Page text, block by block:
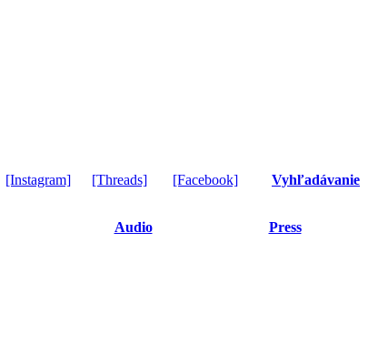
[Instagram] [Threads] [Facebook] Vyhľadávanie
Audio Press